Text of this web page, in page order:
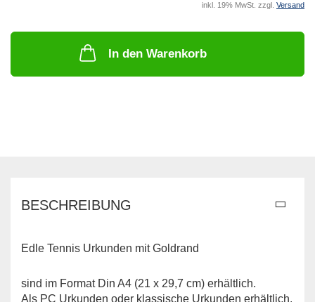
inkl. 19% MwSt. zzgl. Versand
In den Warenkorb
BESCHREIBUNG
Edle Tennis Urkunden mit Goldrand
sind im Format Din A4 (21 x 29,7 cm) erhältlich.
Als PC Urkunden oder klassische Urkunden erhältlich.